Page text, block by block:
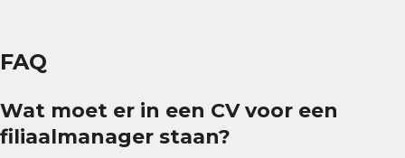
FAQ
Wat moet er in een CV voor een
filiaalmanager staan?